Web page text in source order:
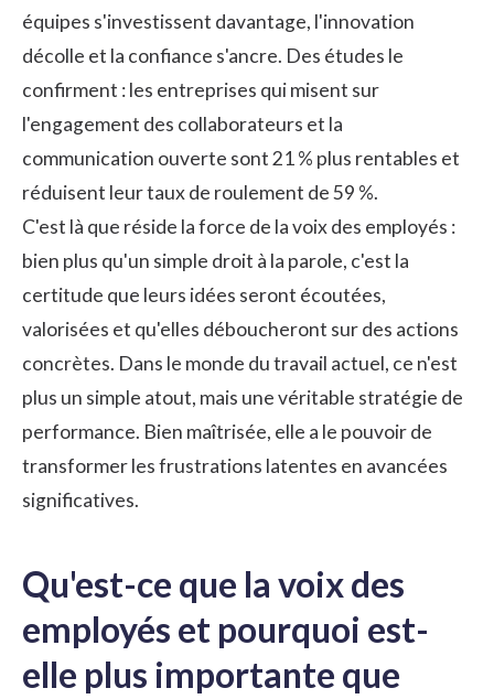
équipes s'investissent davantage, l'innovation
décolle et la confiance s'ancre. Des études le
confirment : les entreprises qui misent sur
l'engagement des collaborateurs et la
communication ouverte sont 21 % plus rentables et
réduisent leur taux de roulement de 59 %.
C'est là que réside la force de la voix des employés :
bien plus qu'un simple droit à la parole, c'est la
certitude que leurs idées seront écoutées,
valorisées et qu'elles déboucheront sur des actions
concrètes. Dans le monde du travail actuel, ce n'est
plus un simple atout, mais une véritable stratégie de
performance. Bien maîtrisée, elle a le pouvoir de
transformer les frustrations latentes en avancées
significatives.
Qu'est-ce que la voix des
employés et pourquoi est-
elle plus importante que